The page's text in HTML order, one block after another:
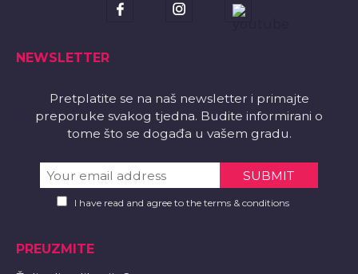
NEWSLETTER
Pretplatite se na naš newsletter i primajte
preporuke svakog tjedna. Budite informirani o
tome što se događa u vašem gradu.
I have read and agree to the terms & conditions
PREUZMITE